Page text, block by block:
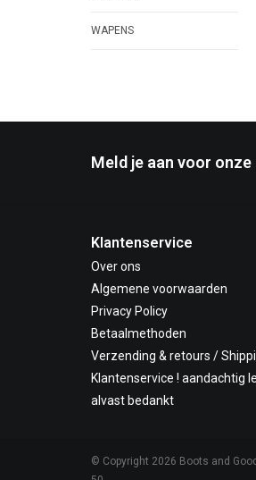
WAPENS
Meld je aan voor
Klantenservice
Over ons
Algemene voorwaarden
Privacy Policy
Betaalmethoden
Verzending & retours /
Klantenservice ! aandachtig
alvast bedankt
© Copyright 2026 Boots and